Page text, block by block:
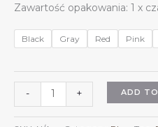
Zawartość opakowania: 1 x
Black Gray Red Pink
-
Wesprzyj
Europę
Czapka
+ ADD